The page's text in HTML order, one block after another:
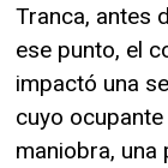
Tranca, antes
ese punto, el
impactó una
cuyo
maniobra, una